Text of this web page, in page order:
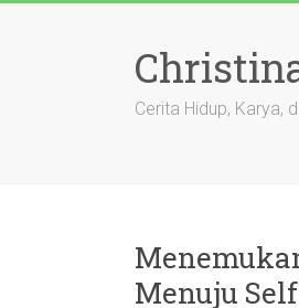
Cerita Hidup, Karya,
Menuju